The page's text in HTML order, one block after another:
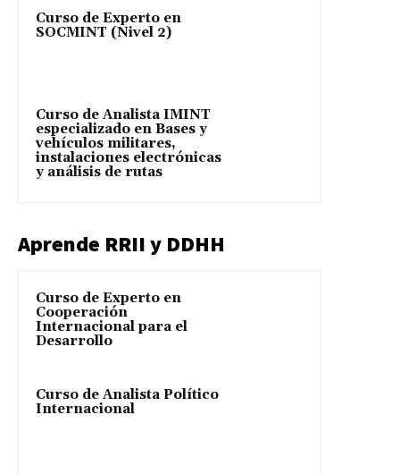
Curso de Experto en
SOCMINT (Nivel 2)
Curso de Analista IMINT
especializado en Bases y
vehículos militares,
instalaciones electrónicas
y análisis de rutas
Aprende RRII y DDHH
Curso de Experto en
Cooperación
Internacional para el
Desarrollo
Curso de Analista Político
Internacional